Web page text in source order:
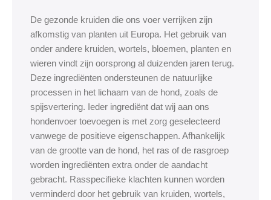
De gezonde kruiden die ons voer verrijken zijn
afkomstig van planten uit Europa. Het gebruik van
onder andere kruiden, wortels, bloemen, planten en
wieren vindt zijn oorsprong al duizenden jaren terug.
Deze ingrediënten ondersteunen de natuurlijke
processen in het lichaam van de hond, zoals de
spijsvertering. Ieder ingrediënt dat wij aan ons
hondenvoer toevoegen is met zorg geselecteerd
vanwege de positieve eigenschappen. Afhankelijk
van de grootte van de hond, het ras of de rasgroep
worden ingrediënten extra onder de aandacht
gebracht. Rasspecifieke klachten kunnen worden
verminderd door het gebruik van kruiden, wortels,